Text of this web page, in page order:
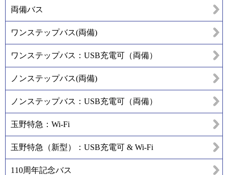
両備バス
ワンステップバス(両備)
ワンステップバス：USB充電可（両備）
ノンステップバス(両備)
ノンステップバス：USB充電可（両備）
玉野特急：Wi-Fi
玉野特急（新型）：USB充電可 & Wi-Fi
110周年記念バス